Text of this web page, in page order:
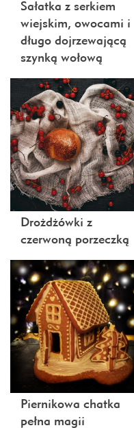
Sałatka z serkiem
wiejskim, owocami i
długo dojrzewającą
szynką wołową
Drożdżówki z
czerwoną porzeczką
Piernikowa chatka
pełna magii